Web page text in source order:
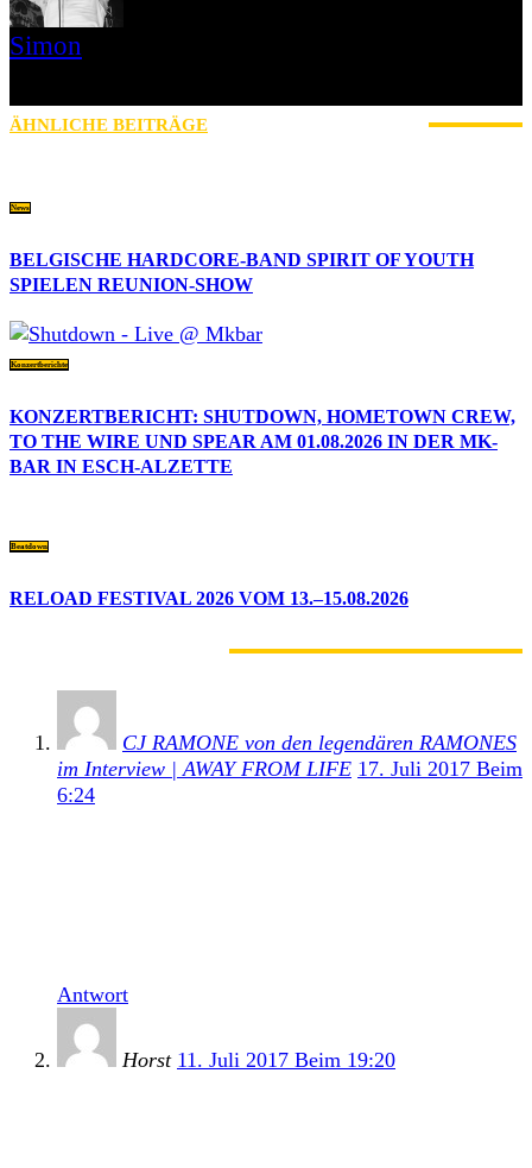
Simon
ÄHNLICHE BEITRÄGE
News
BELGISCHE HARDCORE-BAND SPIRIT OF YOUTH
SPIELEN REUNION-SHOW
Konzertberichte
KONZERTBERICHT: SHUTDOWN, HOMETOWN CREW,
TO THE WIRE UND SPEAR AM 01.08.2026 IN DER MK-
BAR IN ESCH-ALZETTE
Beatdown
RELOAD FESTIVAL 2026 VOM 13.–15.08.2026
CJ RAMONE von den legendären RAMONES
im Interview | AWAY FROM LIFE 17. Juli 2017 Beim
6:24
Antwort
Horst 11. Juli 2017 Beim 19:20